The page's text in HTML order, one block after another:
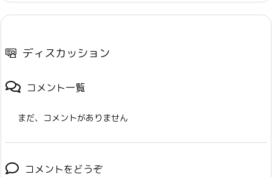
ディスカッション
コメント一覧
まだ、コメントがありません
コメントをどうぞ